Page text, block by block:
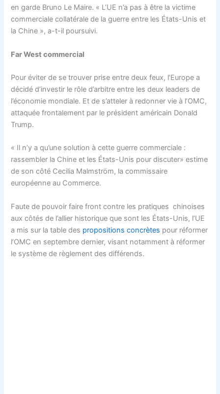
en garde Bruno Le Maire. « L’UE n’a pas à être la victime
commerciale collatérale de la guerre entre les États-Unis et
la Chine », a-t-il poursuivi.
Far West commercial
Pour éviter de se trouver prise entre deux feux, l’Europe a
décidé d’investir le rôle d’arbitre entre les deux leaders de
l’économie mondiale. Et de s’atteler à redonner vie à l’OMC,
attaquée frontalement par le président américain Donald
Trump.
« Il n’y a qu’une solution à cette guerre commerciale :
rassembler la Chine et les États-Unis pour discuter» estime
de son côté Cecilia Malmström, la commissaire
européenne au Commerce.
Faute de pouvoir faire front contre les pratiques chinoises
aux côtés de l’allier historique que sont les États-Unis, l’UE
a mis sur la table des propositions concrètes pour réformer
l’OMC en septembre dernier, visant notamment à réformer
le système de règlement des différends.